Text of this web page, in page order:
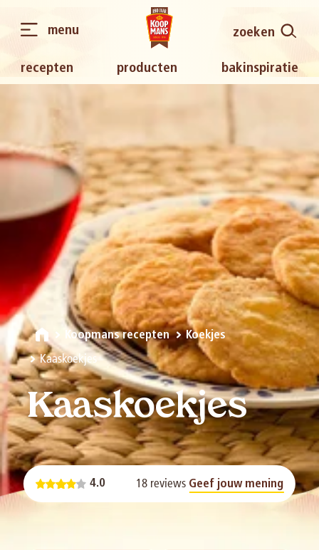
recepten producten bakinspiratie
zoeken
menu
Koopmans recepten Koekjes
Kaaskoekjes
Kaaskoekjes
4.0 18 reviews Geef jouw mening